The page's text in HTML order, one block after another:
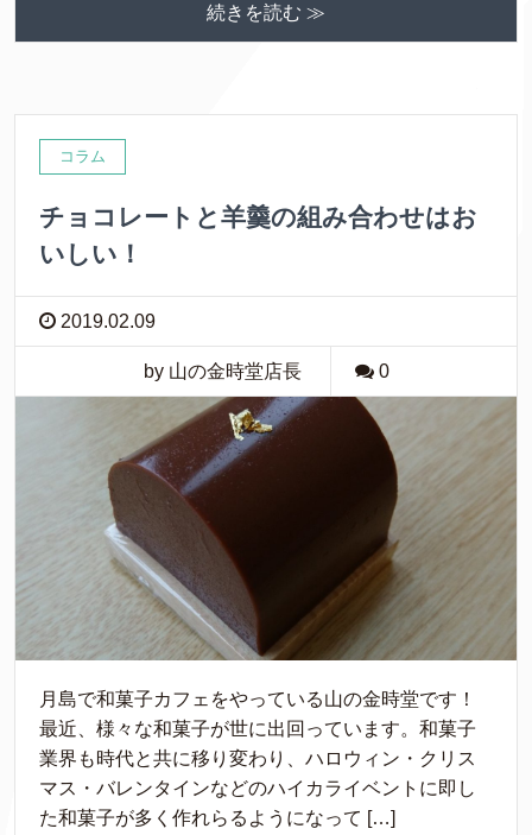
続きを読む ≫
コラム
チョコレートと羊羹の組み合わせはお
いしい！
2019.02.09
by 山の金時堂店長 0
月島で和菓子カフェをやっている山の金時堂です！
最近、様々な和菓子が世に出回っています。和菓子
業界も時代と共に移り変わり、ハロウィン・クリス
マス・バレンタインなどのハイカライベントに即し
た和菓子が多く作れらるようになって […]